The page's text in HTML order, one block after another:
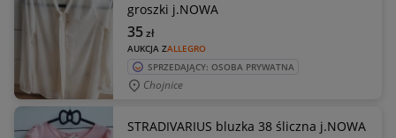
groszki j.NOWA
AUKCJA ZALLEGRO
35zł
SPRZEDAJĄCY: OSOBA PRYWATNA
Chojnice
STRADIVARIUS bluzka 38 śliczna j.NOWA